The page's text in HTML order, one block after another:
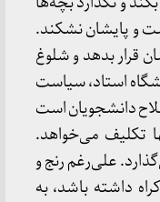
و پایشان نشکند.
قرار بدهد و شلوغ
استاد، سیاست
دانشجویان است
تکلیف می‌خواهد.
علی‌رغم رنج و
داشته باشد، به